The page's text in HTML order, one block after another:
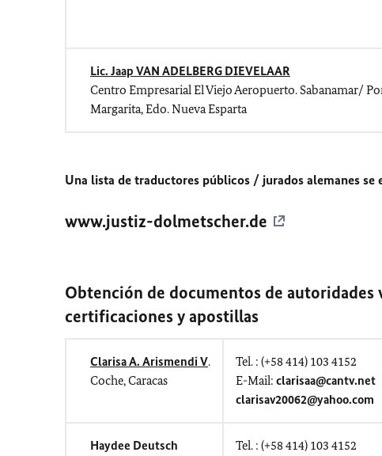
Lic. Jaap VAN ADELBERG DIEVELAAR
Centro Empresarial El Viejo Aeropuerto. Sabanamar/
Margarita, Edo. Nueva Esparta
Una lista de traductores públicos / jurados alemanes
www.justiz-dolmetscher.de
Obtención de documentos de autoridades
certificaciones y apostillas
Clarisa A. Arismendi V.
Coche, Caracas
Tel. : (+58 414) 103 4152
E-Mail: clarisaa@cantv.net
clarisav20062@yahoo.com
Haydee Deutsch
Tel. : (+58 414) 103 4152